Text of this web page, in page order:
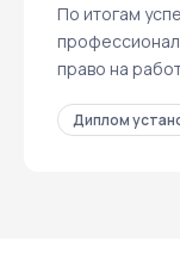
По итогам
право на
Диплом